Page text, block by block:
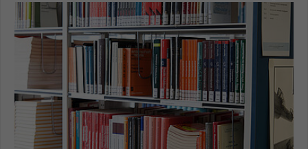
Zweck
Einstellungen. Unter anderem eine zufällig
generierte ID, für die historische
Speicherung Ihrer vorgenommen
Einstellungen, falls der Webseiten-
Betreiber dies eingestellt hat.
Name fe_typo_user / PHPSESSID
Anbieter TYPO3